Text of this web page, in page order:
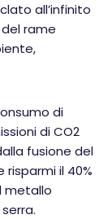
all’infinito
rame
di
di CO2
fusione del
il 40%
metallo